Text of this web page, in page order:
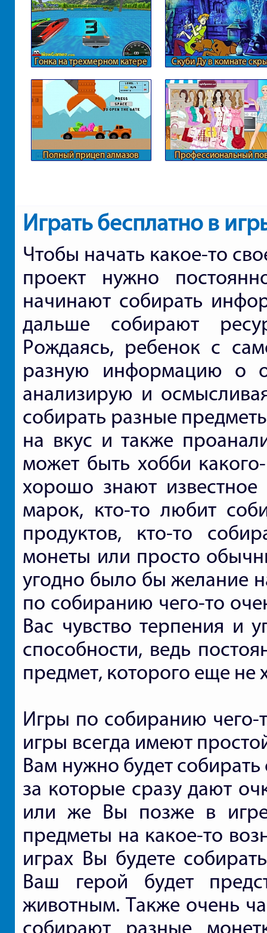
Гонка на трехмерном катере
Скуби Ду в комнате
Полный прицеп алмазов
Профессиональный
Играть бесплатно в
Чтобы начать какое-то
проект нужно
начинают собирать
дальше собирают
Рождаясь, ребенок с
разную информацию о
анализирую и
собирать разные
на вкус и также
может быть хобби
хорошо знают
марок, кто-то любит
продуктов, кто-то
монеты или просто
угодно было бы желание
по собиранию чего-то
Вас чувство терпения и
способности, ведь
предмет, которого еще не
Игры по собиранию чего-
игры всегда имеют
Вам нужно будет
за которые сразу дают
или же Вы позже в игре
предметы на какое-то
играх Вы будете
Ваш герой будет
животным. Также очень
собирают разные